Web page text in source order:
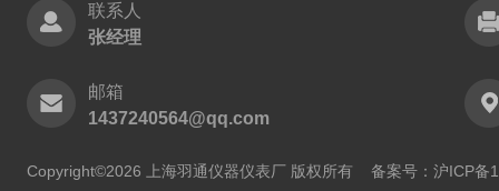
联系人
张经理
邮箱
1437240564@qq.com
Copyright©2026 上海羽通仪器仪表厂 版权所有 备案号：沪ICP备